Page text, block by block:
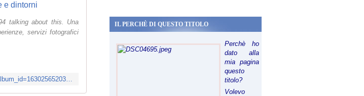
e dintorni
talking about this. Una
servizi fotografici
https://www.facebook.com/120648751329133/photos/?tab=album&album_id=1630256520368341
IL PERCHÈ DI QUESTO TITOLO
Perchè ho
dato alla
mia pagina
questo
titolo?
Volevo